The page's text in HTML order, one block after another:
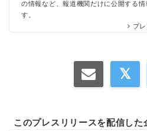
の情報など、報道機関だけに公開する
す。
プ
このプレスリリースを配信した